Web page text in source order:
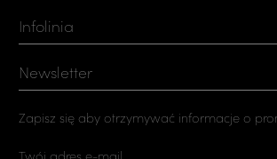
Infolinia
Newsletter
Zapisz się aby otrzymywać informacje o